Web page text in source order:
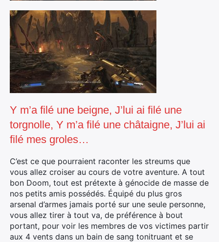
Y m’a filé une beigne, J’lui ai filé une
torgnolle, Y m’a filé une châtaigne, J’lui ai
filé mes groles…
C’est ce que pourraient raconter les streums que
vous allez croiser au cours de votre aventure. A tout
bon Doom, tout est prétexte à génocide de masse de
nos petits amis possédés. Équipé du plus gros
arsenal d’armes jamais porté sur une seule personne,
vous allez tirer à tout va, de préférence à bout
portant, pour voir les membres de vos victimes partir
aux 4 vents dans un bain de sang tonitruant et se